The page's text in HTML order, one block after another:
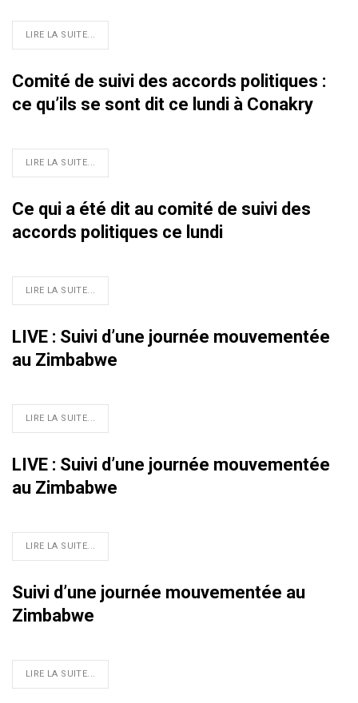
LIRE LA SUITE...
Comité de suivi des accords politiques :
ce qu’ils se sont dit ce lundi à Conakry
LIRE LA SUITE...
Ce qui a été dit au comité de suivi des
accords politiques ce lundi
LIRE LA SUITE...
LIVE : Suivi d’une journée mouvementée
au Zimbabwe
LIRE LA SUITE...
LIVE : Suivi d’une journée mouvementée
au Zimbabwe
LIRE LA SUITE...
Suivi d’une journée mouvementée au
Zimbabwe
LIRE LA SUITE...